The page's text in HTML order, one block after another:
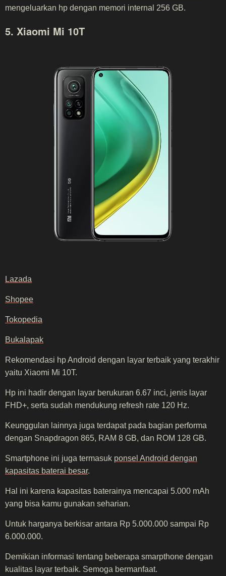
mengeluarkan hp dengan memori internal 256 GB.
5. Xiaomi Mi 10T
Lazada
Shopee
Tokopedia
Bukalapak
Rekomendasi hp Android dengan layar terbaik yang terakhir
yaitu Xiaomi Mi 10T.
Hp ini hadir dengan layar berukuran 6.67 inci, jenis layar
FHD+, serta sudah mendukung refresh rate 120 Hz.
Keunggulan lainnya juga terdapat pada bagian performa
dengan Snapdragon 865, RAM 8 GB, dan ROM 128 GB.
Smartphone ini juga termasuk ponsel Android dengan
kapasitas baterai besar.
Hal ini karena kapasitas baterainya mencapai 5.000 mAh
yang bisa kamu gunakan seharian.
Untuk harganya berkisar antara Rp 5.000.000 sampai Rp
6.000.000.
Demikian informasi tentang beberapa smarpthone dengan
kualitas layar terbaik. Semoga bermanfaat.